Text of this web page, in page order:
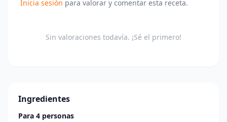
Inicia sesión para valorar y comentar esta receta.
Sin valoraciones todavía. ¡Sé el primero!
Ingredientes
Para 4 personas